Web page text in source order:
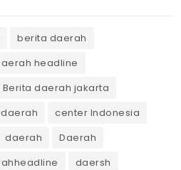
berita daerah
headline
Berita daerah jakarta
center Indonesia
daerah
Daerah
daersh